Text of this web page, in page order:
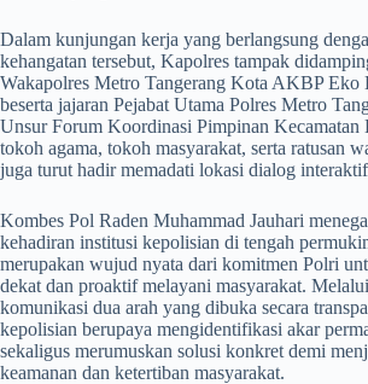
​Dalam kunjungan kerja yang berlangsung
kehangatan tersebut, Kapolres tampak
Wakapolres Metro Tangerang Kota AKBP Eko
beserta jajaran Pejabat Utama Polres Metro
Unsur Forum Koordinasi Pimpinan Kecamatan
tokoh agama, tokoh masyarakat, serta ratusan
juga turut hadir memadati lokasi dialog
​Kombes Pol Raden Muhammad Jauhari
kehadiran institusi kepolisian di tengah
merupakan wujud nyata dari komitmen Polri
dekat dan proaktif melayani masyarakat.
komunikasi dua arah yang dibuka secara
kepolisian berupaya mengidentifikasi akar
sekaligus merumuskan solusi konkret demi
keamanan dan ketertiban masyarakat.